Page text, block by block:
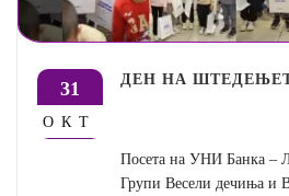
31
ОКТ
ДЕН НА
Посета на УНИ Банка –
Групи Весели дечиња и